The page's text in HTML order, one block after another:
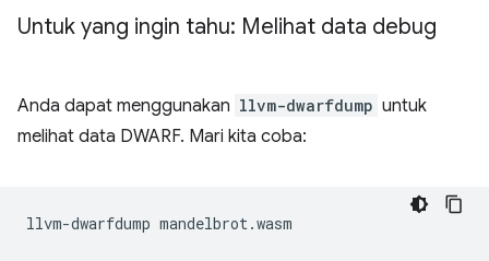
Untuk yang ingin tahu: Melihat data debug
Anda dapat menggunakan llvm-dwarfdump untuk
melihat data DWARF. Mari kita coba:
llvm-dwarfdump